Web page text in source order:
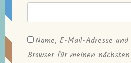
Name, E-Mail-Adresse
Browser für meinen